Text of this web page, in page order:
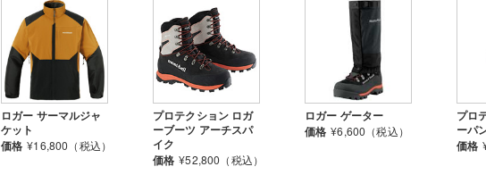
ロガー サーマルジャ
ケット
価格 ¥16,800（税込）
プロテクション ロガ
ーブーツ アーチスパ
イク
価格 ¥52,800（税込）
ロガー ゲーター
価格 ¥6,600（税込）
プロ
ーパ
価格